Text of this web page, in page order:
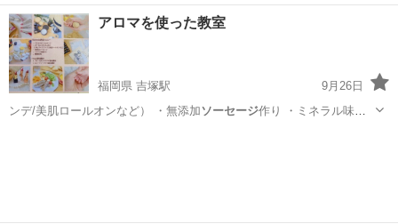
ッスンを吉祥寺… っぷり500gのソーセージお持ち帰りいただ… 間で
わいわいソーセージ 作り＆ランチを楽… 4000円 ※
持ち帰…
東京 武蔵野市 吉祥寺駅 イタリア料理
アロマを使った教室
福岡県 吉塚駅
9月26日
ンデ/美肌ロールオンなど） ・無添加ソーセージ作り ・ミネラル味噌